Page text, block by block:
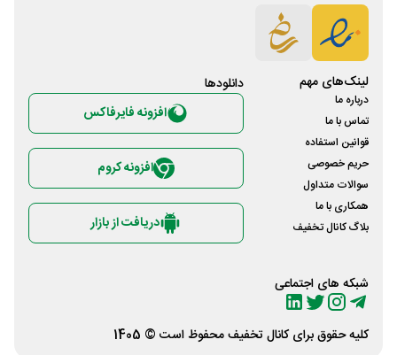
لینک‌های مهم
درباره ما
تماس با ما
قوانین استفاده
حریم خصوصی
سوالات متداول
همکاری با ما
بلاگ کانال تخفیف
شبکه های اجتماعی
دانلود‌ها
افزونه فایرفاکس
افزونه کروم
دریافت از بازار
کلیه حقوق برای کانال تخفیفمحفوظ است © 1405